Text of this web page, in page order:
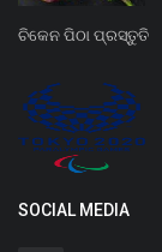
ଚିକେନ ପିଠା ପ୍ରସ୍ତୁତି
SOCIAL MEDIA